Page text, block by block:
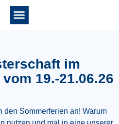
im
19.-21.06.26
den Sommerferien an! Warum